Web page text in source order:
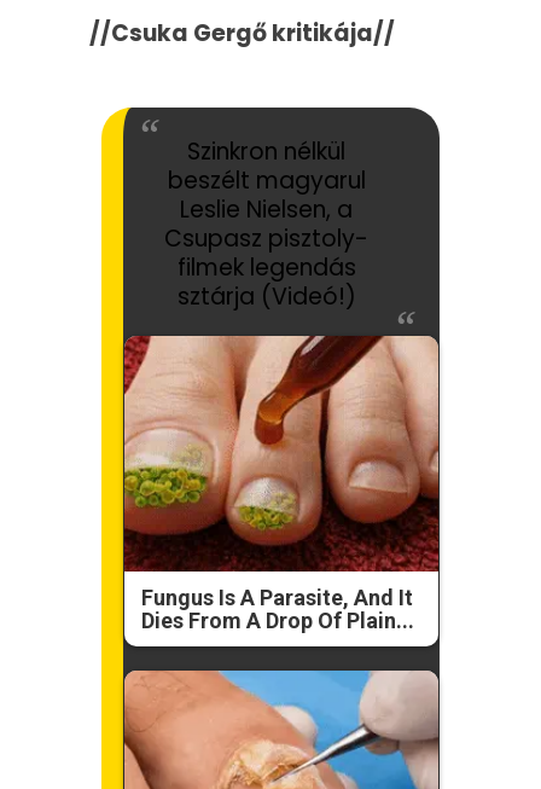
//Csuka Gergő kritikája//
Szinkron nélkül
beszélt magyarul
Leslie Nielsen, a
Csupasz pisztoly-
filmek legendás
sztárja (Videó!)
Fungus Is A Parasite, And It
Dies From A Drop Of Plain...